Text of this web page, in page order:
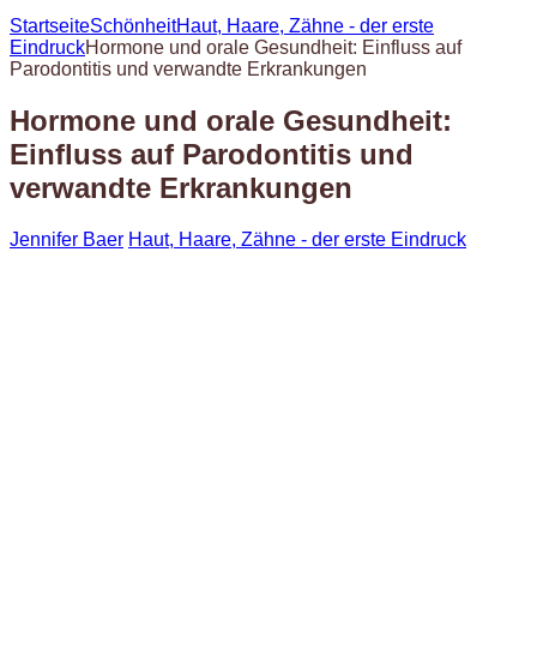
StartseiteSchönheitHaut, Haare, Zähne - der erste
EindruckHormone und orale Gesundheit: Einfluss auf
Parodontitis und verwandte Erkrankungen
Hormone und orale Gesundheit:
Einfluss auf Parodontitis und
verwandte Erkrankungen
Jennifer Baer Haut, Haare, Zähne - der erste Eindruck